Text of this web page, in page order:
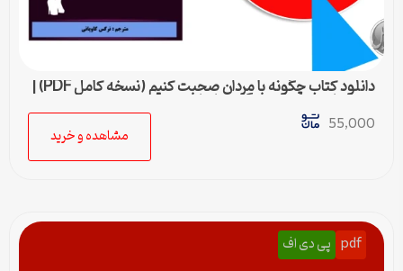
دانلود کتاب چگونه با مردان صحبت کنیم (نسخه کامل PDF) |
متیو هاسی – مترجم نرگس کاویانی
55,000
مشاهده و خرید
pdf پی دی اف